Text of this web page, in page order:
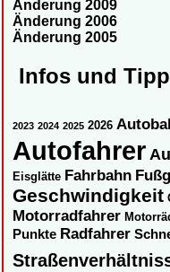
Änderung 2009
Änderung 2006
Änderung 2005
Infos und
2023 2024 2025 2026
Autofahrer
Eisglätte Fahrbahn
Geschwindigkeit
Motorradfahrer
Punkte Radfahrer